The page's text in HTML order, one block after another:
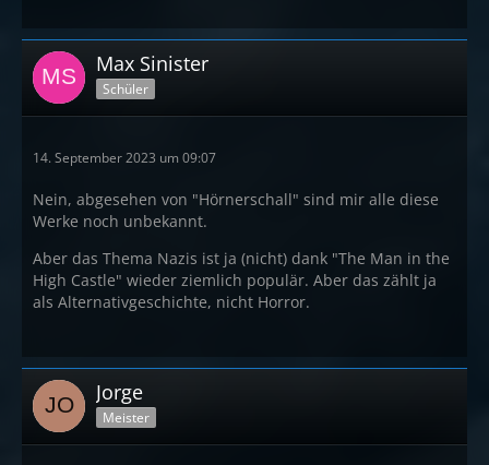
Max Sinister
Schüler
14. September 2023 um 09:07
Nein, abgesehen von "Hörnerschall" sind mir alle diese
Werke noch unbekannt.
Aber das Thema Nazis ist ja (nicht) dank "The Man in the
High Castle" wieder ziemlich populär. Aber das zählt ja
als Alternativgeschichte, nicht Horror.
Jorge
Meister